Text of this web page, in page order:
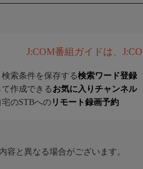
J:COM番組ガイドは、
索条件を保存する検索ワード登録
作成できる お気に入りチャンネル
のSTBへの リモート録画予約
容と異なる場合がございます。